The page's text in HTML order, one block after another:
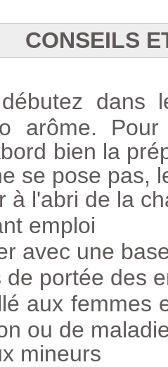
CONSEILS
dans
arôme.
bien la
se pose pas,
à l'abri de la
emploi
avec une
de portée des
aux femmes
ou de
mineurs